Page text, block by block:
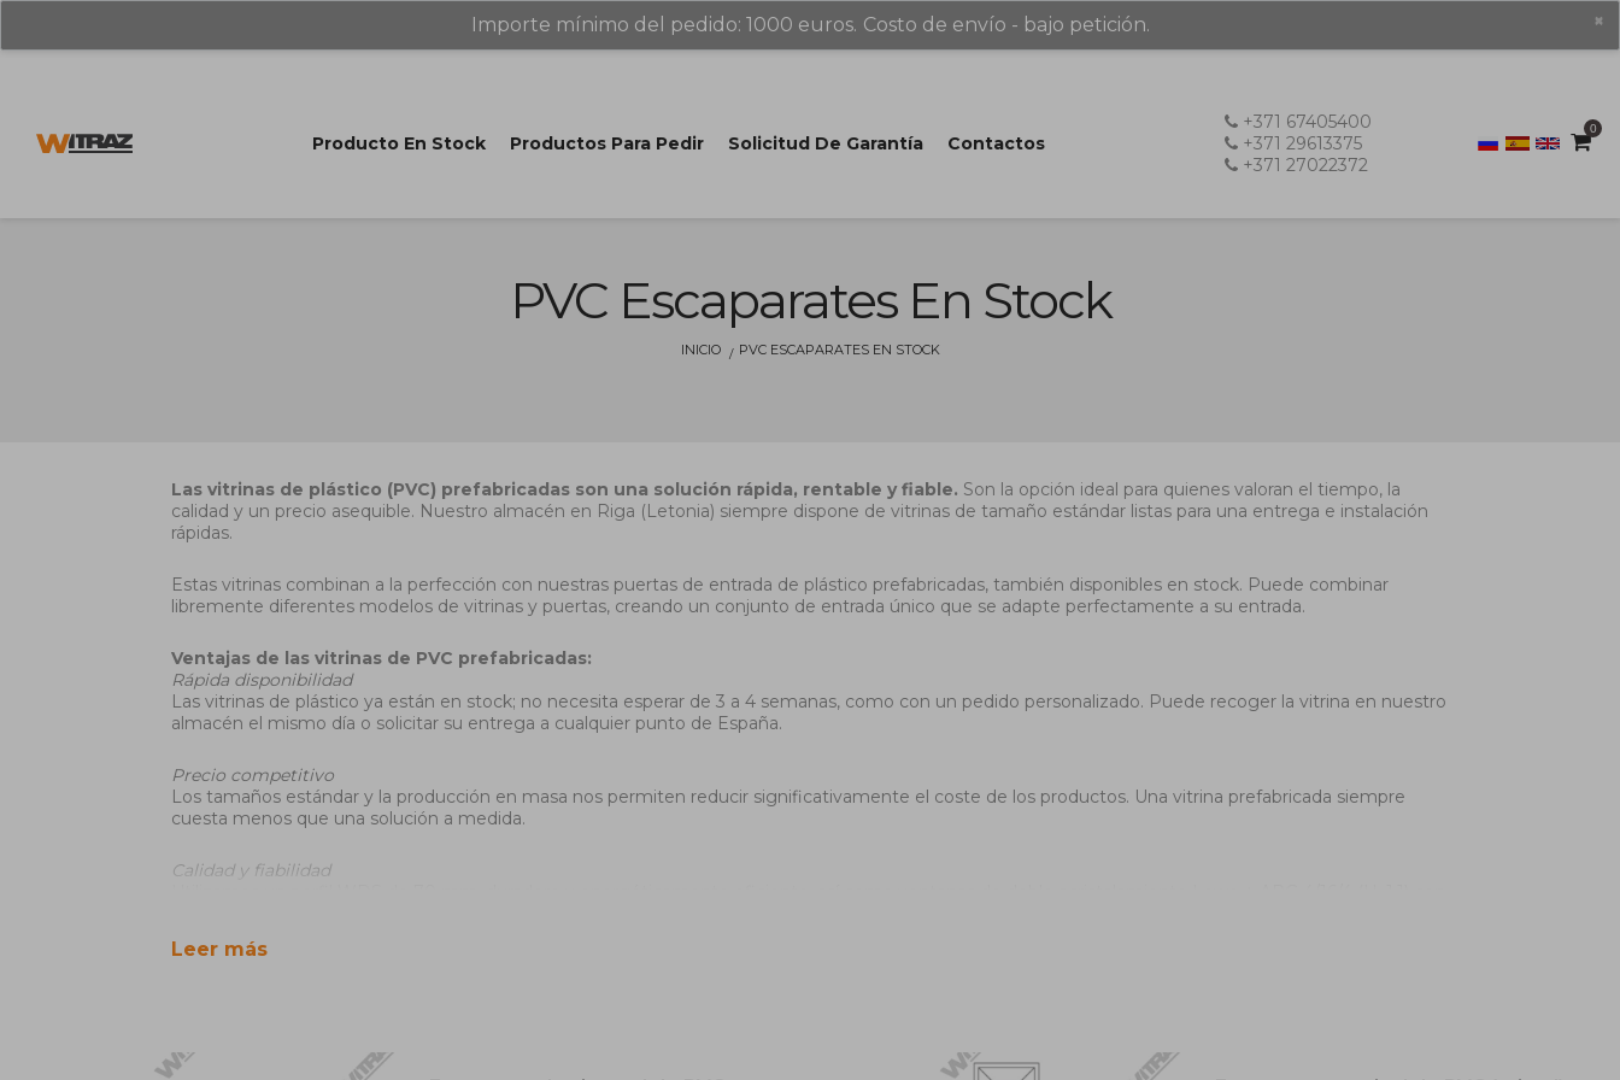
Importe mínimo del pedido: 1000 euros. Costo de envío - bajo petición. ×
Producto En Stock Productos Para Pedir Solicitud De Garantía Contactos
+371 67405400
+371 29613375
+371 27022372
0
PVC Escaparates En Stock
INICIO PVC ESCAPARATES EN STOCK
Las vitrinas de plástico (PVC) prefabricadas son una solución rápida, rentable y fiable. Son la opción ideal para quienes valoran el tiempo, la
calidad y un precio asequible. Nuestro almacén en Riga (Letonia) siempre dispone de vitrinas de tamaño estándar listas para una entrega e instalación
rápidas.
Estas vitrinas combinan a la perfección con nuestras puertas de entrada de plástico prefabricadas, también disponibles en stock. Puede combinar
libremente diferentes modelos de vitrinas y puertas, creando un conjunto de entrada único que se adapte perfectamente a su entrada.
Ventajas de las vitrinas de PVC prefabricadas:
Rápida disponibilidad
Las vitrinas de plástico ya están en stock; no necesita esperar de 3 a 4 semanas, como con un pedido personalizado. Puede recoger la vitrina en nuestro
almacén el mismo día o solicitar su entrega a cualquier punto de España.
Precio competitivo
Los tamaños estándar y la producción en masa nos permiten reducir significativamente el coste de los productos. Una vitrina prefabricada siempre
cuesta menos que una solución a medida.
Calidad y fiabilidad
Fácil mantenimiento
Leer más